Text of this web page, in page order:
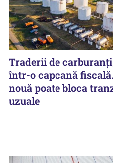
Traderii de
într-o capcană
nouă poate bloca
uzuale